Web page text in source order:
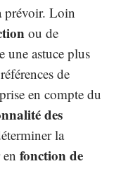
prévoir. Loin
ou de
une astuce plus
de
en compte du
des
la
fonction de